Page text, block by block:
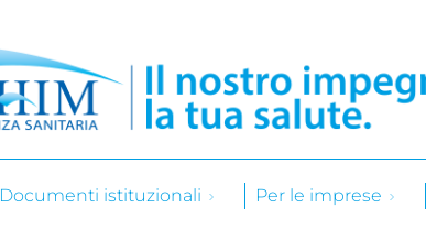
Documenti istituzionali Per le imprese